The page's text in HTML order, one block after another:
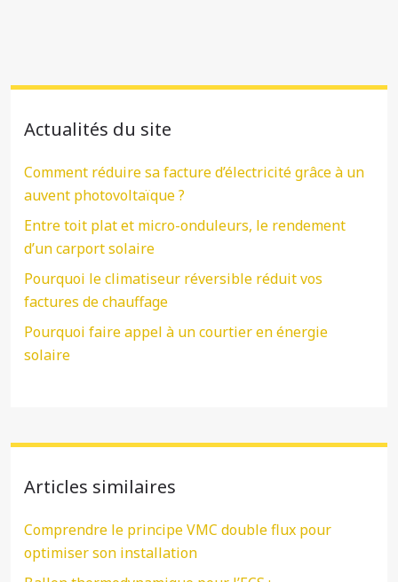
Actualités du site
Comment réduire sa facture d’électricité grâce à un
auvent photovoltaïque ?
Entre toit plat et micro-onduleurs, le rendement
d’un carport solaire
Pourquoi le climatiseur réversible réduit vos
factures de chauffage
Pourquoi faire appel à un courtier en énergie
solaire
Articles similaires
Comprendre le principe VMC double flux pour
optimiser son installation